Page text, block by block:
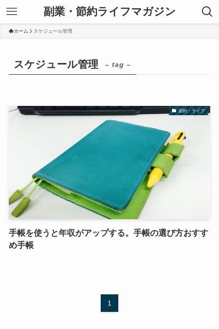
副業・節約ライフマガジン
ホーム スケジュール管理
スケジュール管理 – tag –
節約・ライフ
手帳を使うと年収がアップする。手帳の選び方おすす
め手帳
1